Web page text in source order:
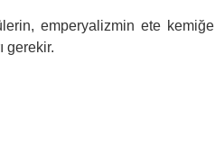
emperyalizmin ete kemiğe
gerekir.